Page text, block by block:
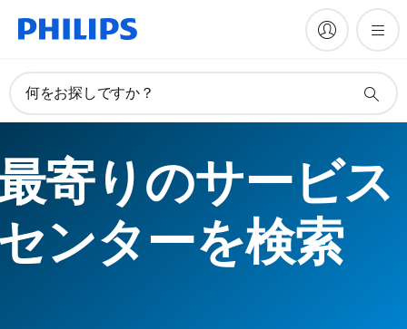
何をお探しですか？
寄りのサービス
ンターを検索